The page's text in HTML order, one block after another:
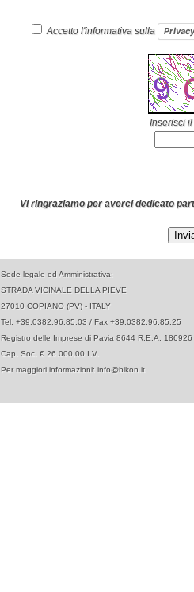
Accetto l'informativa sulla
Inserisci
Vi ringraziamo per averci dedicato
Sede legale ed Amministrativa:
STRADA VICINALE DELLA PIEVE
27010 COPIANO (PV) - ITALY
Tel. +39.0382.96.85.03 / Fax +39.0382.96.85.25
Registro delle Imprese di Pavia 8644 R.E.A. 186926
Cap. Soc. € 26.000,00 I.V.
Per maggiori informazioni: info@bikon.it